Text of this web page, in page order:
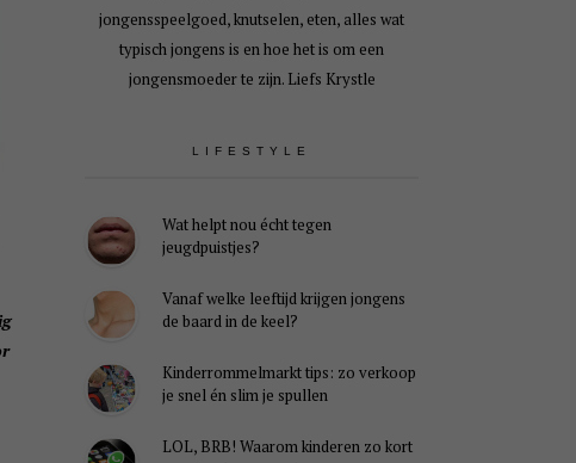
jongensspeelgoed, knutselen, eten, alles wat
typisch jongens is en hoe het is om een
jongensmoeder te zijn. Liefs Krystle
LIFESTYLE
Wat helpt nou écht tegen
jeugdpuistjes?
Vanaf welke leeftijd krijgen jongens
de baard in de keel?
Kinderrommelmarkt tips: zo verkoop
je snel én slim je spullen
LOL, BRB! Waarom kinderen zo kort